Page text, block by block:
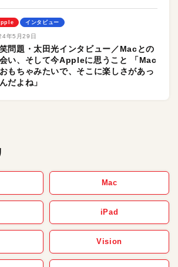
インタビュー
年5月29日
問題・太田光インタビュー／Macとの
い、そして今Appleに思うこと 「Mac
もちゃみたいで、そこに楽しさがあっ
だよね」
Mac
iPad
Vision